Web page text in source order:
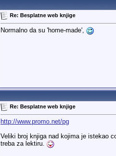
Re: Besplatne web knjige
Normalno da su 'home-made',
Re: Besplatne web knjige
http://www.promo.net/pg
Veliki broj knjiga nad kojima je istekao
treba za lektiru.